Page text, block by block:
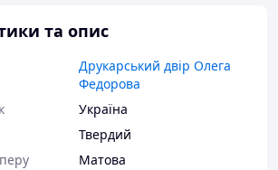
та опис
Друкарський двір Олега
Федорова
Україна
Твердий
Матова